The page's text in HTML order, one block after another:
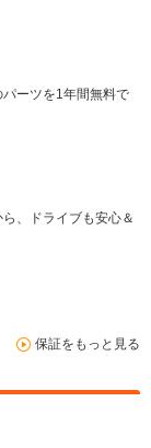
ーツを1年間無料で
、ドライブも安心＆
保証をもっと見る